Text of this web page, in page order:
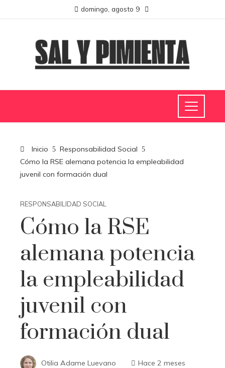
domingo, agosto 9
Inicio
Responsabilidad Social
Cómo la RSE alemana potencia la empleabilidad
juvenil con formación dual
RESPONSABILIDAD SOCIAL
Cómo la RSE
alemana potencia
la empleabilidad
juvenil con
formación dual
Otilia Adame Luevano
Hace 2 meses